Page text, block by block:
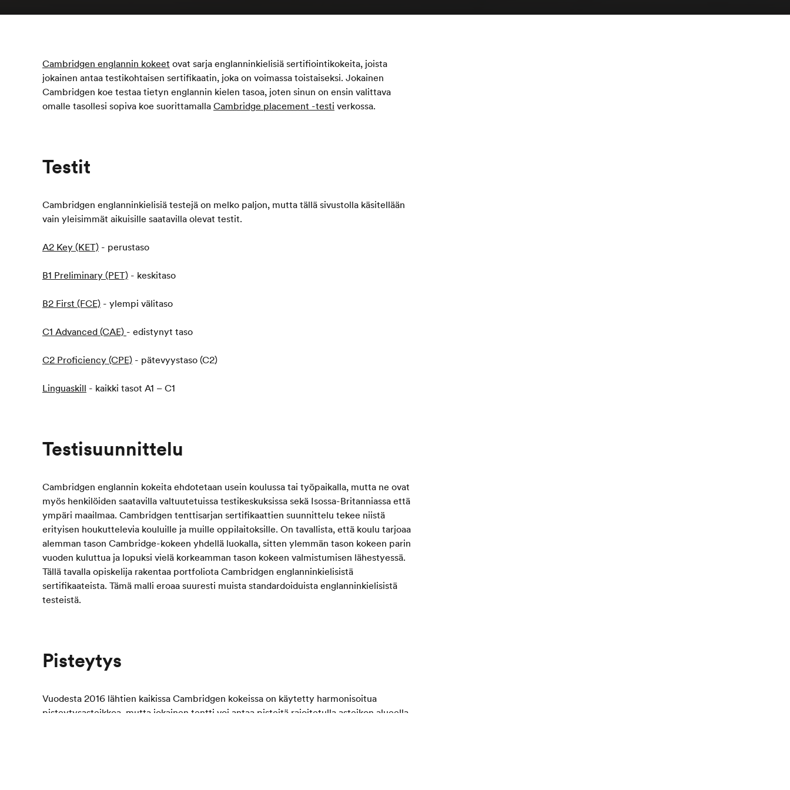
Cambridgen englannin kokeet ovat sarja englanninkielisiä sertifiointikokeita, joista
jokainen antaa testikohtaisen sertifikaatin, joka on voimassa toistaiseksi. Jokainen
Cambridgen koe testaa tietyn englannin kielen tasoa, joten sinun on ensin valittava
omalle tasollesi sopiva koe suorittamallaCambridge placement -testi verkossa.
Testit
Cambridgen englanninkielisiä testejä on melko paljon, mutta tällä sivustolla käsitellään
vain yleisimmät aikuisille saatavilla olevat testit.
A2 Key (KET) - perustaso
B1 Preliminary (PET) - keskitaso
B2 First (FCE) - ylempi välitaso
C1 Advanced (CAE) - edistynyt taso
C2 Proficiency (CPE) - pätevyystaso (C2)
Linguaskill - kaikki tasot A1 – C1
Testisuunnittelu
Cambridgen englannin kokeita ehdotetaan usein koulussa tai työpaikalla, mutta ne ovat
myös henkilöiden saatavilla valtuutetuissa testikeskuksissa sekä Isossa-Britanniassa että
ympäri maailmaa. Cambridgen tenttisarjan sertifikaattien suunnittelu tekee niistä
erityisen houkuttelevia kouluille ja muille oppilaitoksille. On tavallista, että koulu tarjoaa
alemman tason Cambridge-kokeen yhdellä luokalla, sitten ylemmän tason kokeen parin
vuoden kuluttua ja lopuksi vielä korkeamman tason kokeen valmistumisen lähestyessä.
Tällä tavalla opiskelija rakentaa portfoliota Cambridgen englanninkielisistä
sertifikaateista. Tämä malli eroaa suuresti muista standardoiduista englanninkielisistä
testeistä.
Pisteytys
Vuodesta 2016 lähtien kaikissa Cambridgen kokeissa on käytetty harmonisoitua
pisteytysasteikkoa, mutta jokainen tentti voi antaa pisteitä rajoitetulla asteikon alueella